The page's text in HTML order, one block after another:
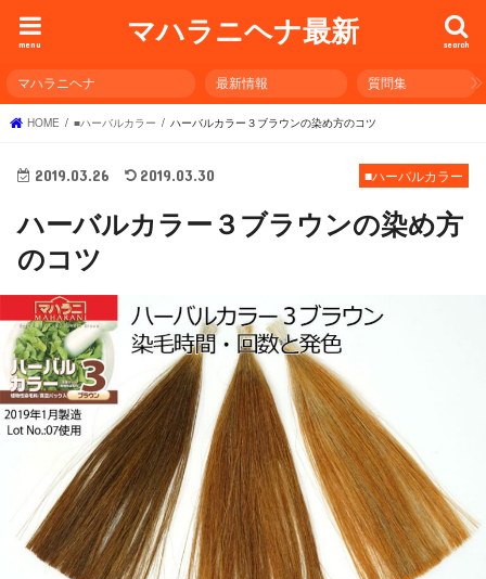
マハラニヘナ最新 search
menu
マハラニヘナ 最新情報 質問集
HOME ■ハーバルカラー ハーバルカラー３ブラウンの染め方のコツ
■ハーバルカラー
2019.03.26 2019.03.30
ハーバルカラー３ブラウンの染め方
のコツ